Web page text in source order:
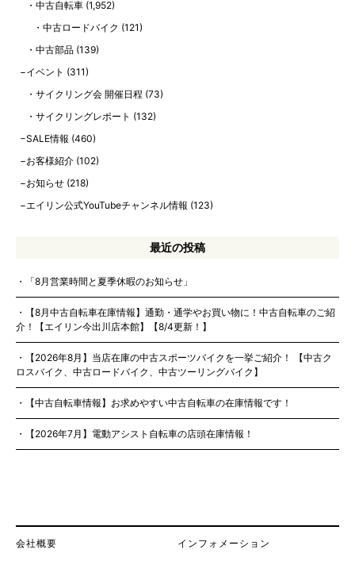
中古自転車 (1,952)
中古ロードバイク (121)
中古部品 (139)
イベント (311)
サイクリング会 開催日程 (73)
サイクリングレポート (132)
SALE情報 (460)
お客様紹介 (102)
お知らせ (218)
エイリン公式YouTubeチャンネル情報 (123)
最近の投稿
「8月営業時間と夏季休暇のお知らせ」
【8月中古自転車在庫情報】通勤・通学やお買い物に！中古自転車のご紹
介！【エイリン今出川店本館】【8/4更新！】
【2026年8月】当店在庫の中古スポーツバイクを一挙ご紹介！ 【中古ク
ロスバイク、中古ロードバイク、中古ツーリングバイク】
【中古自転車情報】お求めやすい中古自転車の在庫情報です！
【2026年7月】電動アシスト自転車の店頭在庫情報！
会社概要 インフォメーション